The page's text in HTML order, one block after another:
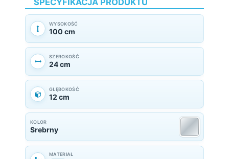
SPECYFIKACJA PRODUKTU
WYSOKOŚĆ
100 cm
SZEROKOŚĆ
24 cm
GŁĘBOKOŚĆ
12 cm
KOLOR
Srebrny
MATERIAŁ